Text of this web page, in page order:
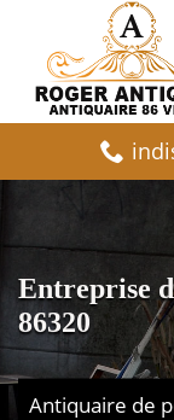
Entreprise
86320
Antiquaire de